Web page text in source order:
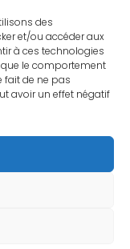
des
et/ou accéder aux
à ces technologies
le comportement
fait de ne pas
avoir un effet négatif